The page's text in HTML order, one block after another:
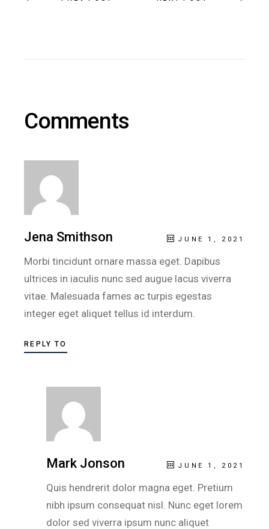
Comments
Jena Smithson JUNE 1, 2021
Morbi tincidunt ornare massa eget. Dapibus
ultrices in iaculis nunc sed augue lacus viverra
vitae. Malesuada fames ac turpis egestas
integer eget aliquet tellus id interdum.
REPLY TO
Mark Jonson JUNE 1, 2021
Quis hendrerit dolor magna eget. Pretium
nibh ipsum consequat nisl. Nunc eget lorem
dolor sed viverra ipsum nunc aliquet